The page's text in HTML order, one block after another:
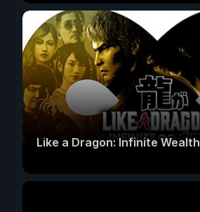
Like a Dragon: Infinite Wealth